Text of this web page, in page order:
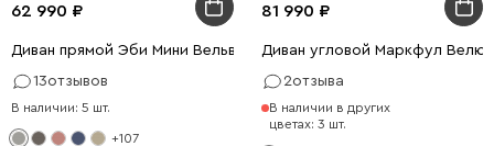
62 990
Диван прямой Эби Мини Вельвет Светло-серый
13отзывов
В наличии: 5 шт.
+107
81 990
Диван угловой Маркфул
2отзыва
В наличии в других
цветах: 3 шт.